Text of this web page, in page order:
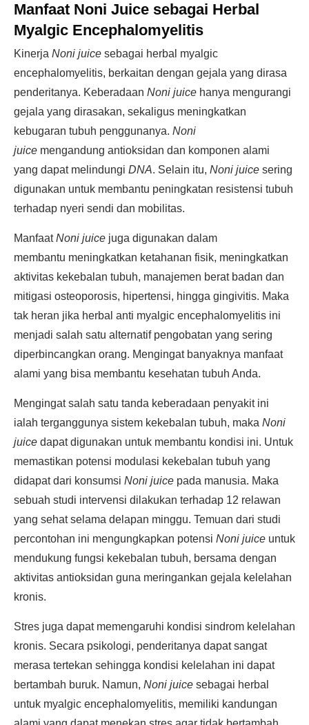
Manfaat Noni Juice sebagai Herbal
Myalgic Encephalomyelitis
Kinerja Noni juice sebagai herbal myalgic
encephalomyelitis, berkaitan dengan gejala yang dirasa
penderitanya. Keberadaan Noni juice hanya mengurangi
gejala yang dirasakan, sekaligus meningkatkan
kebugaran tubuh penggunanya. Noni
juice mengandung antioksidan dan komponen alami
yang dapat melindungi DNA. Selain itu, Noni juice sering
digunakan untuk membantu peningkatan resistensi tubuh
terhadap nyeri sendi dan mobilitas.
ManfaatNoni juice juga digunakan dalam
membantu meningkatkan ketahanan fisik, meningkatkan
aktivitas kekebalan tubuh, manajemen berat badan dan
mitigasi osteoporosis, hipertensi, hingga gingivitis. Maka
tak heran jika herbal anti myalgic encephalomyelitis ini
menjadi salah satu alternatif pengobatan yang sering
diperbincangkan orang. Mengingat banyaknya manfaat
alami yang bisa membantu kesehatan tubuh Anda.
Mengingat salah satu tanda keberadaan penyakit ini
ialah terganggunya sistem kekebalan tubuh, maka Noni
juice dapat digunakan untuk membantu kondisi ini. Untuk
memastikan potensi modulasi kekebalan tubuh yang
didapat dari konsumsi Noni juice pada manusia. Maka
sebuah studi intervensi dilakukan terhadap 12 relawan
yang sehat selama delapan minggu. Temuan dari studi
percontohan ini mengungkapkan potensi Noni juice untuk
mendukung fungsi kekebalan tubuh, bersama dengan
aktivitas antioksidan guna meringankan gejala kelelahan
kronis.
Stres juga dapat memengaruhi kondisi sindrom kelelahan
kronis. Secara psikologi, penderitanya dapat sangat
merasa tertekan sehingga kondisi kelelahan ini dapat
bertambah buruk. Namun, Noni juice sebagai herbal
untuk myalgic encephalomyelitis, memiliki kandungan